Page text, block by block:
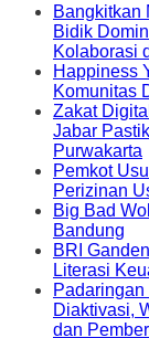
Bangkitkan
Bidik
Kolaborasi
Happiness
Komunitas
Zakat
Jabar
Purwakarta
Pemkot
Perizinan
Big Bad
Bandung
BRI
Literasi
Diaktivasi,
dan